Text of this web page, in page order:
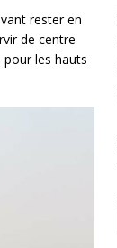
rester en
de centre
les hauts